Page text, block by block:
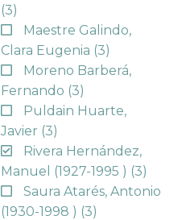
(3)
Maestre Galindo,
Clara Eugenia (3)
Moreno Barberá,
Fernando (3)
Puldain Huarte,
Javier (3)
Rivera Hernández,
Manuel (1927-1995 ) (3)
Saura Atarés, Antonio
(1930-1998 ) (3)